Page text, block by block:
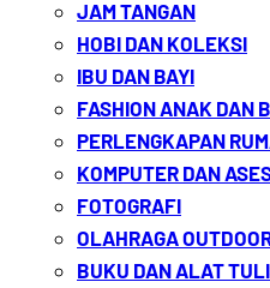
JAM TANGAN
HOBI DAN KOLEKSI
IBU DAN BAYI
FASHION ANAK DAN
PERLENGKAPAN
KOMPUTER DAN
FOTOGRAFI
OLAHRAGA
BUKU DAN ALAT